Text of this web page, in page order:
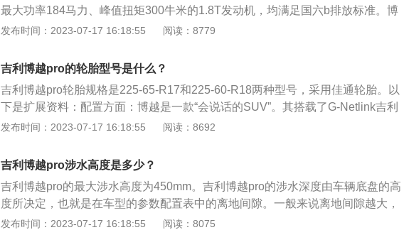
最大功率184马力、峰值扭矩300牛米的1.8T发动机，均满足国六b排放标准。博
越PRO的扩展资料如下：博越PRO介绍：将与2020款博越组成“博越家族”，让博
略，继续巩固吉利在紧凑型SUV市场的领军地位，同时与更多中国品牌以及主流
合资品牌展开全面竞争。动力方面：博越PRO6款车型分别搭载了两种动力，3款
1.5T的三缸机和3款1.8T的四缸机，其中1.5T最大输出功率为177马力，峰值扭矩
为255Nm，传动方面与之匹配的是爱信6速手自一体变速箱或6速手动，1.8T的最
大输出功率为184马力、峰值扭矩最大为300Nm。
发布时间：2023-07-17 16:18:55 阅读：8779
吉利博越pro的轮胎型号是什么？
吉利博越pro轮胎规格是225-65-R17和225-60-R18两种型号，采用佳通轮胎。以
下是扩展资料：配置方面：博越是一款“会说话的SUV”。其搭载了G-Netlink吉利
智能车载系统，拥有8英寸高清电容触控屏、智能语音交互，支持iOS、安卓智能
时的刹车，让人驾驶起来十分轻松舒适。博越的底盘调教，得益于前麦弗逊式独
立悬架、后多连杆式独立悬架，底盘扎实沉稳，并在舒适性与运动性之间找到了
绝佳的平衡点。
发布时间：2023-07-17 16:18:55 阅读：8692
吉利博越pro涉水高度是多少？
吉利博越pro的最大涉水高度为450mm。吉利博越pro的涉水深度由车辆底盘的高
度所决定，也就是在车型的参数配置表中的离地间隙。一般来说离地间隙越大，
底盘越高，在通过积水路面时的安全系数就越高。所以就安全涉水深度而言，越
发布时间：2023-07-17 16:18:55 阅读：8075